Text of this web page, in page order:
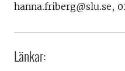
hanna.friberg@slu.se,
Länkar: